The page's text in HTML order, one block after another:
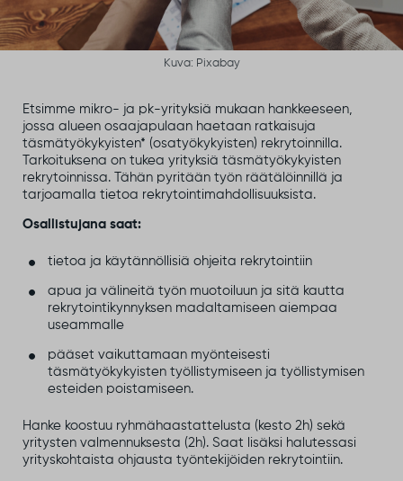
Kuva: Pixabay
Etsimme mikro- ja pk-yrityksiä mukaan hankkeeseen,
jossa alueen osaajapulaan haetaan ratkaisuja
täsmätyökykyisten* (osatyökykyisten) rekrytoinnilla.
Tarkoituksena on tukea yrityksiä täsmätyökykyisten
rekrytoinnissa. Tähän pyritään työn räätälöinnillä ja
tarjoamalla tietoa rekrytointimahdollisuuksista.
Osallistujana saat:
tietoa ja käytännöllisiä ohjeita rekrytointiin
apua ja välineitä työn muotoiluun ja sitä kautta
rekrytointikynnyksen madaltamiseen aiempaa
useammalle
pääset vaikuttamaan myönteisesti
täsmätyökykyisten työllistymiseen ja työllistymisen
esteiden poistamiseen.
Hanke koostuu ryhmähaastattelusta (kesto 2h) sekä
yritysten valmennuksesta (2h). Saat lisäksi halutessasi
yrityskohtaista ohjausta työntekijöiden rekrytointiin.